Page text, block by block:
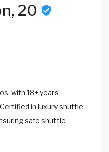
20
with 18+ years
in luxury shuttle
safe shuttle